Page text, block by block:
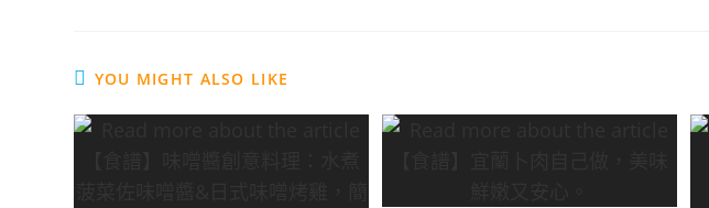
e
b
YOU MIGHT ALSO LIKE